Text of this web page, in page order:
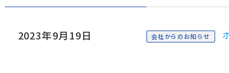
2023年9月19日 会社からのお知らせ